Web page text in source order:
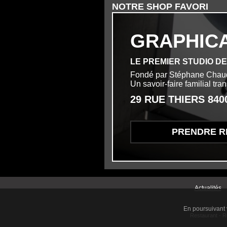
NOTRE SHOP FAVORI
LE PREMIER STUDIO
Fondé par Stéphane
Un savoir-faire familial
29 RUE THIERS
PRENDRE
Menu
Actualités
En